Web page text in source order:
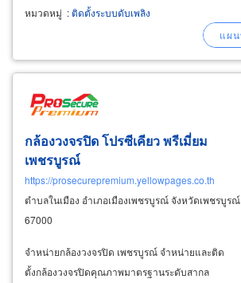
ตรวจสอบและซ่อมบำรุง smoke detector และ
beam smoke detector ทดสอบระบบแจ้งเตือน
หมวดหมู่ :ติดตั้งระบบดับเพลิง
กล้องวงจรปิด โปรซีเคียว พรีเมี่ยม
เพชรบูรณ์
https://prosecurepremium.yellowpages.co.th
ตำบลในเมือง อำเภอเมืองเพชรบูรณ์ จังหวัดเพชรบูรณ์
67000
จำหน่ายกล้องวงจรปิด เพชรบูรณ์ จำหน่ายและติด
ตั้งกล้องวงจรปิดคุณภาพมาตรฐานระดับสากล